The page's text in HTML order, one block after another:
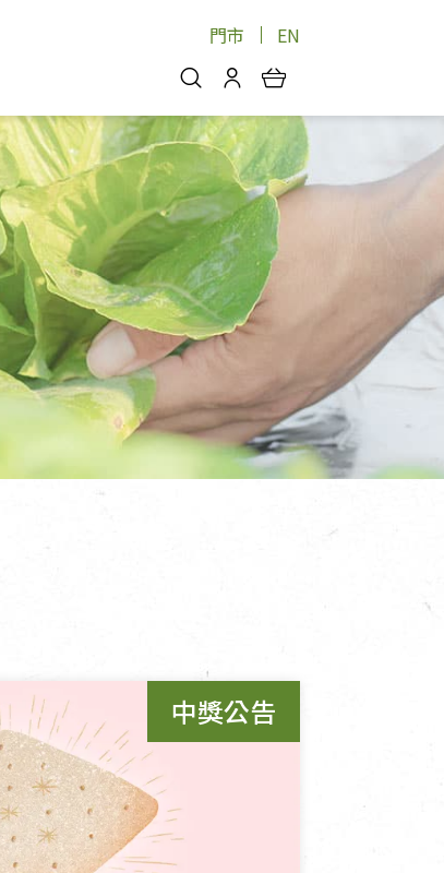
門市 EN
你好，歡迎光臨！
會員中心
我的優惠券
消費紀錄查詢
個人資料管理
產品追蹤
好文收藏
登入/註冊
安心蔬果
蔬果箱/禮盒
芽菜/菇
寵物專區
醬料
中獎公告